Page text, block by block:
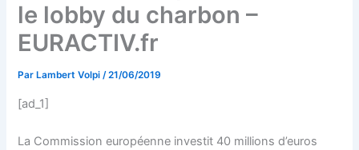
le lobby du charbon –
EURACTIV.fr
Par Lambert Volpi/21/06/2019
[ad_1]
La Commission européenne investit 40 millions d’euros